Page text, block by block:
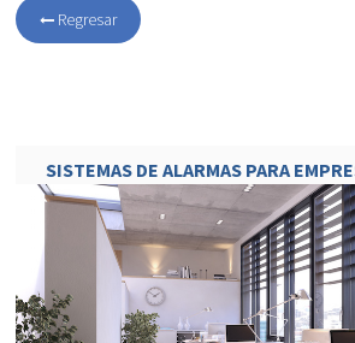
Regresar
SISTEMAS DE ALARMAS PARA